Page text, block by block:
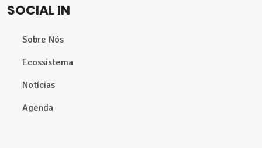
SOCIAL IN
Sobre Nós
Ecossistema
Notícias
Agenda